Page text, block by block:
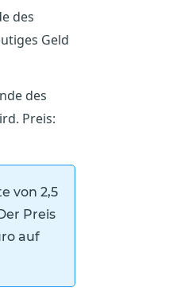
des
Geld
des
Preis:
von 2,5
Preis
auf